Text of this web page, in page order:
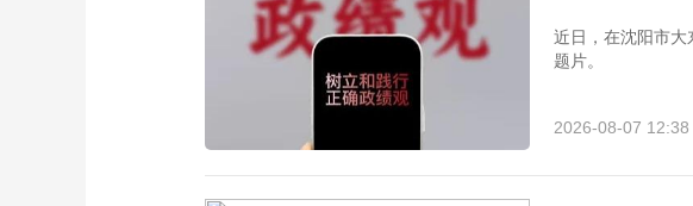
近日，在沈阳市大
题片。
2026-08-07 12:38